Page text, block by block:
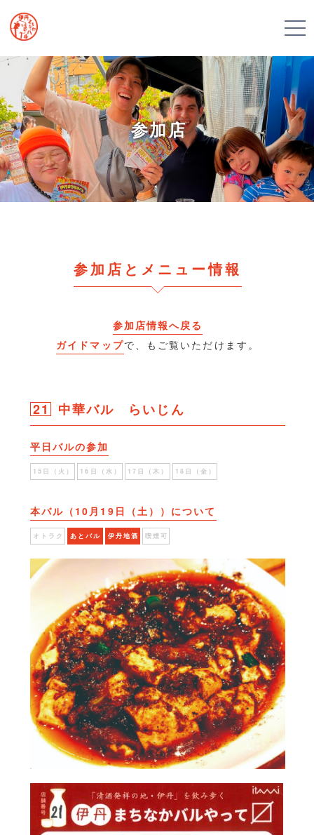
参加店
参加店とメニュー情報
参加店情報へ戻る
ガイドマップで、もご覧いただけます。
21 中華バル らいじん
平日バルの参加
15日（火） 16日（水） 17日（木） 18日（金）
本バル（10月19日（土））について
オトラク あとバル 伊丹地酒 喫煙可